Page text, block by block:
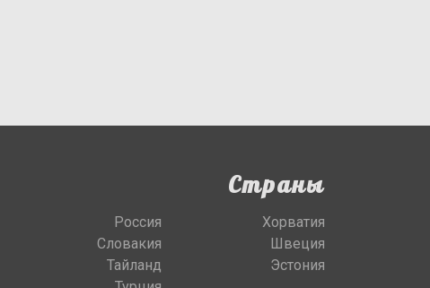
Страны
Россия
Словакия
Тайланд
Хорватия
Швеция
Эстония